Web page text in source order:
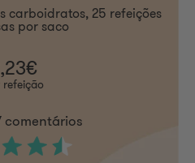
carboidratos, 25 refeições
por saco
refeição
comentários